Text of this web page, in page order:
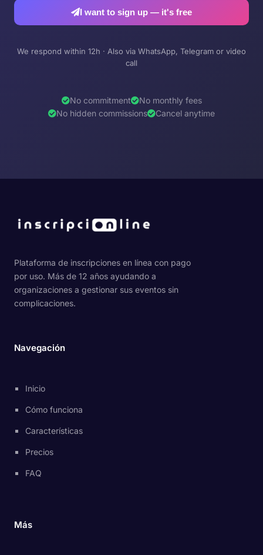
I want to sign up — it's free
We respond within 12h · Also via WhatsApp, Telegram or video
call
No commitment
No monthly fees
No hidden commissions
Cancel anytime
Plataforma de inscripciones en línea con pago
por uso. Más de 12 años ayudando a
organizaciones a gestionar sus eventos sin
complicaciones.
Navegación
Inicio
Cómo funciona
Características
Precios
FAQ
Más